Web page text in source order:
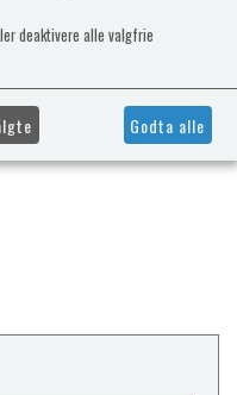
deaktivere alle valgfrie
Godta alle